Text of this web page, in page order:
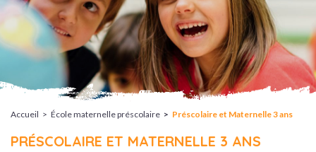
Accueil École maternelle préscolaire Préscolaire et Maternelle 3 ans
PRÉSCOLAIRE ET MATERNELLE 3 ANS